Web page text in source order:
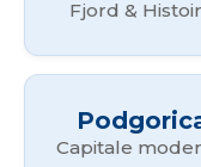
Fjord &
Capitale